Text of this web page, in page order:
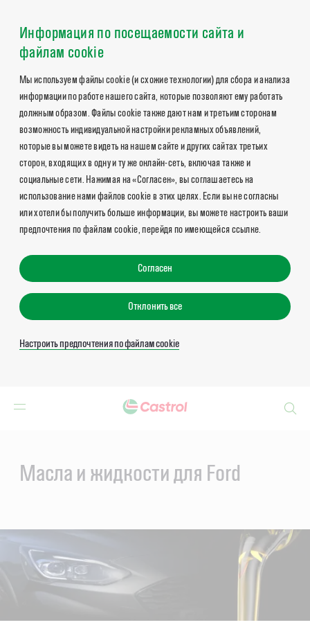
Информация по посещаемости сайта и
файлам cookie
Мы используем файлы cookie (и схожие технологии) для сбора и анализа
информации по работе нашего сайта, которые позволяют ему работать
должным образом. Файлы cookie также дают нам и третьим сторонам
возможность индивидуальной настройки рекламных объявлений,
которые вы можете видеть на нашем сайте и других сайтах третьих
сторон, входящих в одну и ту же онлайн-сеть, включая также и
социальные сети. Нажимая на «Согласен», вы соглашаетесь на
использование нами файлов cookie в этих целях. Если вы не согласны
или хотели бы получить больше информации, вы можете настроить ваши
предпочтения по файлам cookie, перейдя по имеющейся ссылке.
Согласен
Отклонить все
Настроить предпочтения по файлам cookie
Масла и жидкости для Ford